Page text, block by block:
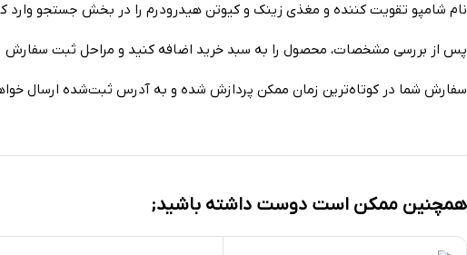
نام شامپو تقویت کننده و مغذی زینک و کیوتن هیدرودرم را در بخش جستجو
پس از بررسی مشخصات، محصول را به سبد خرید اضافه کنید و مراحل ثبت سفارش
سفارش شما در کوتاه‌ترین زمان ممکن پردازش شده و به آدرس ثبت‌شده ارسال
همچنین ممکن است دوست داشته باشید;